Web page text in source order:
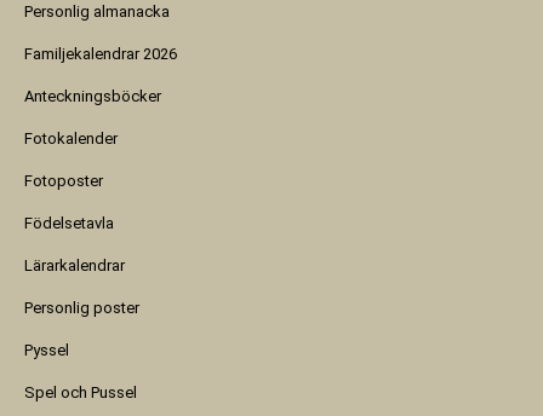
Personlig almanacka
Familjekalendrar 2026
Anteckningsböcker
Fotokalender
Fotoposter
Födelsetavla
Lärarkalendrar
Personlig poster
Pyssel
Spel och Pussel